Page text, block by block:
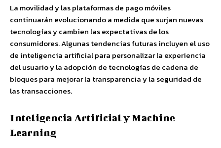
La movilidad y las plataformas de pago móviles
continuarán evolucionando a medida que surjan nuevas
tecnologías y cambien las expectativas de los
consumidores. Algunas tendencias futuras incluyen el uso
de inteligencia artificial para personalizar la experiencia
del usuario y la adopción de tecnologías de cadena de
bloques para mejorar la transparencia y la seguridad de
las transacciones.
Inteligencia Artificial y Machine
Learning